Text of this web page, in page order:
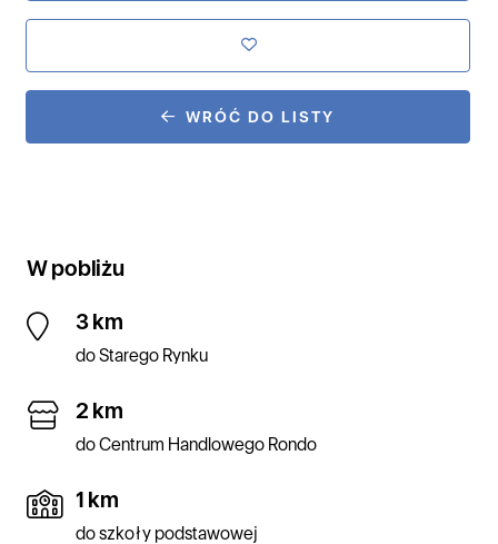
WRÓĆ DO LISTY
W pobliżu
3 km
do Starego Rynku
2 km
do Centrum Handlowego Rondo
1 km
do szkoły podstawowej